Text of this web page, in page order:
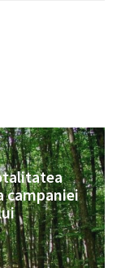
campaniei